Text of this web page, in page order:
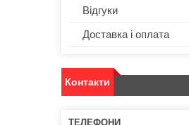
Відгуки
Доставка і оплата
Контакти